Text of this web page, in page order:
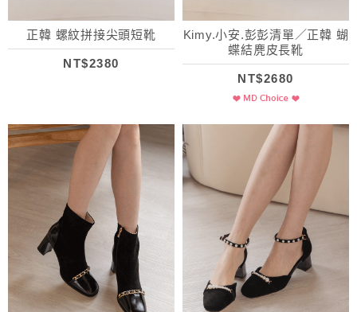
正韓 螺紋拼接尖頭短靴
NT$2380
Kimy.小安.彭彭清單／正韓 蝴
蝶結麂皮長靴
NT$2680